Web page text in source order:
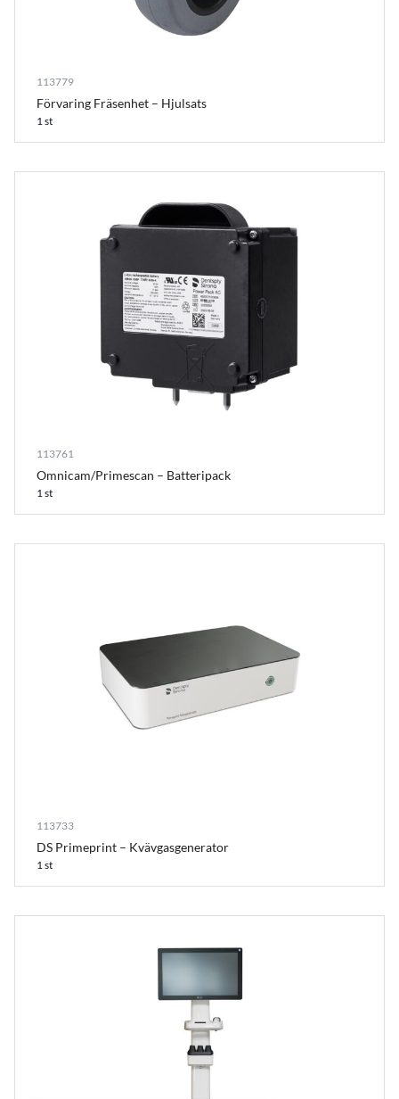
113779
Förvaring Fräsenhet – Hjulsats
1 st
113761
Omnicam/Primescan – Batteripack
1 st
113733
DS Primeprint – Kvävgasgenerator
1 st